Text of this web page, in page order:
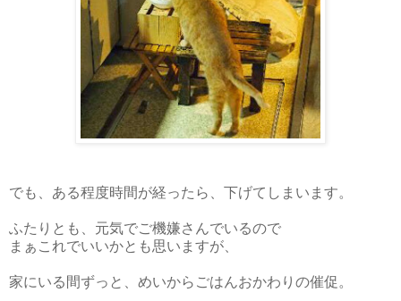
でも、ある程度時間が経ったら、下げてしまいます。
ふたりとも、元気でご機嫌さんでいるので
まぁこれでいいかとも思いますが、
家にいる間ずっと、めいからごはんおかわりの催促。